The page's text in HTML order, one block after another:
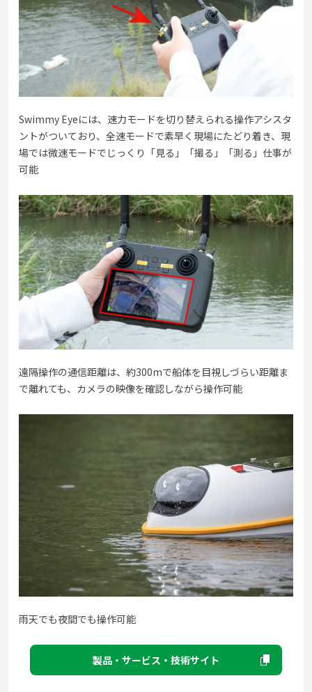
Swimmy Eyeには、速力モードを切り替えられる操作アシスタ
ントがついており、全速モードで素早く現場にたどり着き、現
場では微速モードでじっくり「見る」「撮る」「測る」仕事が
可能
遠隔操作の通信距離は、約300mで船体を目視しづらい距離ま
で離れても、カメラの映像を確認しながら操作可能
雨天でも夜間でも操作可能
製品・サービス・技術サイト